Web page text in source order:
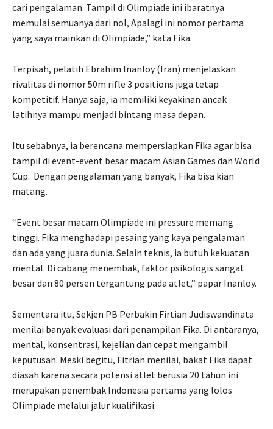
cari pengalaman. Tampil di Olimpiade ini ibaratnya
memulai semuanya dari nol, Apalagi ini nomor pertama
yang saya mainkan di Olimpiade,” kata Fika.
Terpisah, pelatih Ebrahim Inanloy (Iran) menjelaskan
rivalitas di nomor 50m rifle 3 positions juga tetap
kompetitif. Hanya saja, ia memiliki keyakinan ancak
latihnya mampu menjadi bintang masa depan.
Itu sebabnya, ia berencana mempersiapkan Fika agar bisa
tampil di event-event besar macam Asian Games dan World
Cup. Dengan pengalaman yang banyak, Fika bisa kian
matang.
“Event besar macam Olimpiade ini pressure memang
tinggi. Fika menghadapi pesaing yang kaya pengalaman
dan ada yang juara dunia. Selain teknis, ia butuh kekuatan
mental. Di cabang menembak, faktor psikologis sangat
besar dan 80 persen tergantung pada atlet,” papar Inanloy.
Sementara itu, Sekjen PB Perbakin Firtian Judiswandinata
menilai banyak evaluasi dari penampilan Fika. Di antaranya,
mental, konsentrasi, kejelian dan cepat mengambil
keputusan. Meski begitu, Fitrian menilai, bakat Fika dapat
diasah karena secara potensi atlet berusia 20 tahun ini
merupakan penembak Indonesia pertama yang lolos
Olimpiade melalui jalur kualifikasi.